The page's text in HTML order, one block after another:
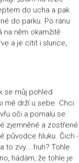
do ucha a pak
do parku. Po ránu
na něm okamžitě
a je cítit i slunce,
se můj pohled
mě drží u sebe. Chci
oči a pomalu se
zjemněné a zostřené
původce hluku. Čich -
to zvy....huh? Tohle
hádám, že tohle je